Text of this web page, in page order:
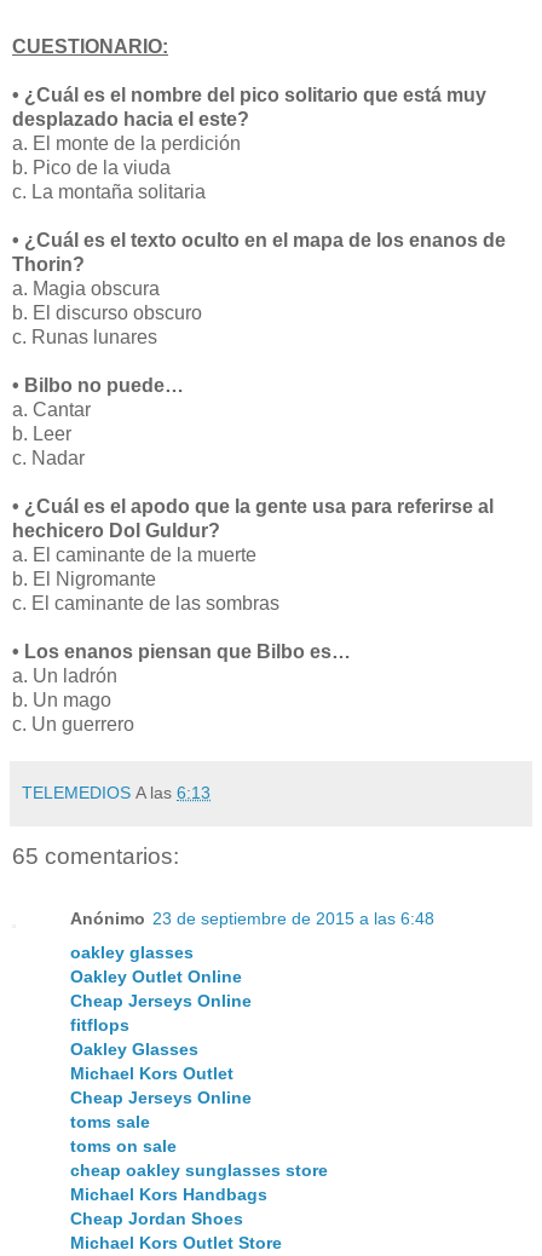
CUESTIONARIO:
• ¿Cuál es el nombre del pico solitario que está muy
desplazado hacia el este?
a. El monte de la perdición
b. Pico de la viuda
c. La montaña solitaria
• ¿Cuál es el texto oculto en el mapa de los enanos de
Thorin?
a. Magia obscura
b. El discurso obscuro
c. Runas lunares
• Bilbo no puede…
a. Cantar
b. Leer
c. Nadar
• ¿Cuál es el apodo que la gente usa para referirse al
hechicero Dol Guldur?
a. El caminante de la muerte
b. El Nigromante
c. El caminante de las sombras
• Los enanos piensan que Bilbo es…
a. Un ladrón
b. Un mago
c. Un guerrero
TELEMEDIOS A las 6:13
65 comentarios:
Anónimo 23 de septiembre de 2015 a las 6:48
oakley glasses
Oakley Outlet Online
Cheap Jerseys Online
fitflops
Oakley Glasses
Michael Kors Outlet
Cheap Jerseys Online
toms sale
toms on sale
cheap oakley sunglasses store
Michael Kors Handbags
Cheap Jordan Shoes
Michael Kors Outlet Store